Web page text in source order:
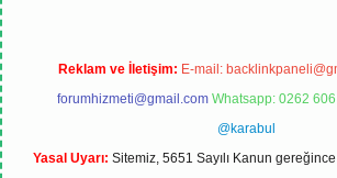
Reklam ve İletişim: E-mail:
forumhizmeti@gmail.com Whatsapp: 0262
@karabul
Yasal Uyarı: Sitemiz, 5651 Sayılı Kanun